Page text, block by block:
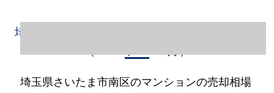
埼玉県さいたま市南区のマンション売却情報
埼玉県さいたま市南区のマンションの売却相場